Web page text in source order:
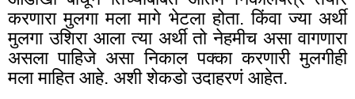
करणारा मुलगा मला मागे भेटला होता. किंवा ज्या अर्थी
मुलगा उशिरा आला त्या अर्थी तो नेहमीच असा वागणारा
असला पाहिजे असा निकाल पक्का करणारी मुलगीही
मला माहित आहे. अशी शेकडो उदाहरणं आहेत.